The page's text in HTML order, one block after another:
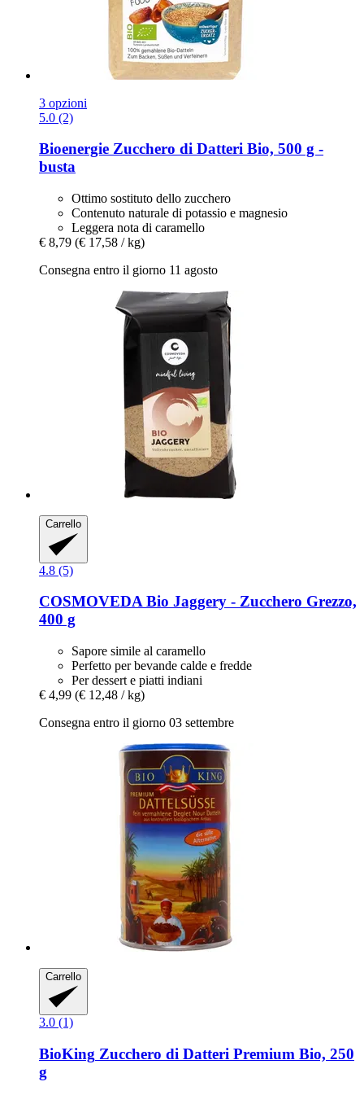
3 opzioni
5.0 (2)
Bioenergie Zucchero di Datteri Bio, 500 g -​
busta
Ottimo sostituto dello zucchero
Contenuto naturale di potassio e magnesio
Leggera nota di caramello
€ 8,79 (€ 17,58 / kg)
Consegna entro il giorno 11 agosto
Carrello
4.8 (5)
COSMOVEDABio Jaggery -​ Zucchero Grezzo,
400 g
Sapore simile al caramello
Perfetto per bevande calde e fredde
Per dessert e piatti indiani
€ 4,99 (€ 12,48 / kg)
Consegna entro il giorno 03 settembre
Carrello
3.0 (1)
BioKing Zucchero di Datteri Premium Bio, 250
g